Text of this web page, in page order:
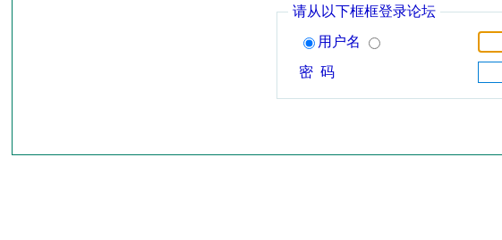
请从以下框框登录论坛
用户名
密 码